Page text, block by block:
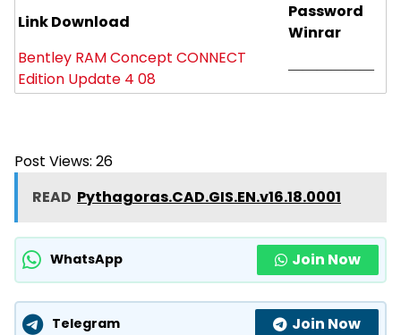
Link Download
Password
Winrar
Bentley RAM Concept CONNECT
Edition Update 4 08
——————
Post Views: 26
READ Pythagoras.CAD.GIS.EN.v16.18.0001
WhatsApp Join Now
Telegram Join Now